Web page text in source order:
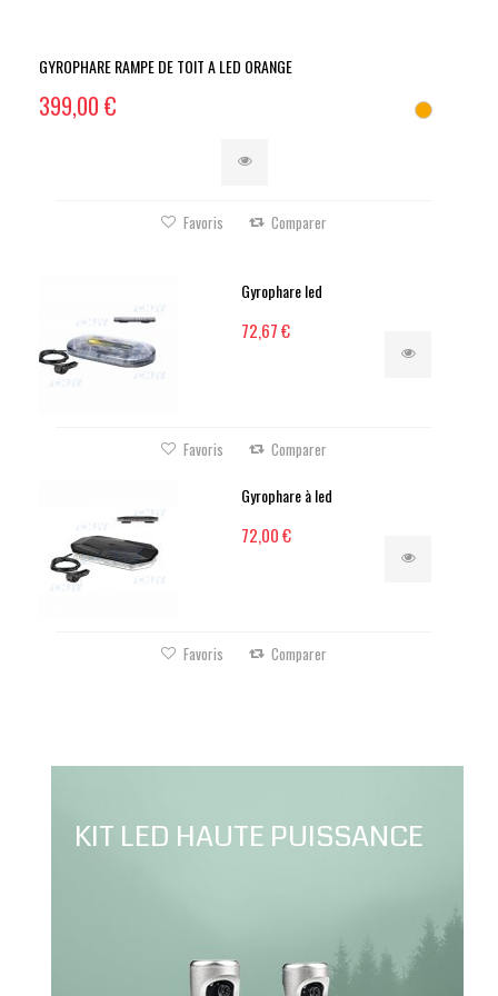
GYROPHARE RAMPE DE TOIT A LED ORANGE
399,00 €
Favoris Comparer
Gyrophare led
72,67 €
Favoris Comparer
Gyrophare à led
72,00 €
Favoris Comparer
KIT LED HAUTE PUISSANCE